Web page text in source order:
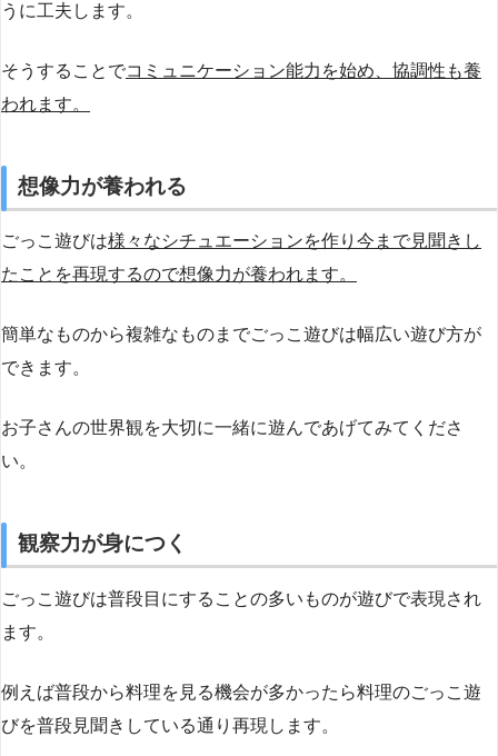
うに工夫します。
そうすることでコミュニケーション能力を始め、協調性も養
われます。
想像力が養われる
ごっこ遊びは様々なシチュエーションを作り今まで見聞きし
たことを再現するので想像力が養われます。
簡単なものから複雑なものまでごっこ遊びは幅広い遊び方が
できます。
お子さんの世界観を大切に一緒に遊んであげてみてくださ
い。
観察力が身につく
ごっこ遊びは普段目にすることの多いものが遊びで表現され
ます。
例えば普段から料理を見る機会が多かったら料理のごっこ遊
びを普段見聞きしている通り再現します。